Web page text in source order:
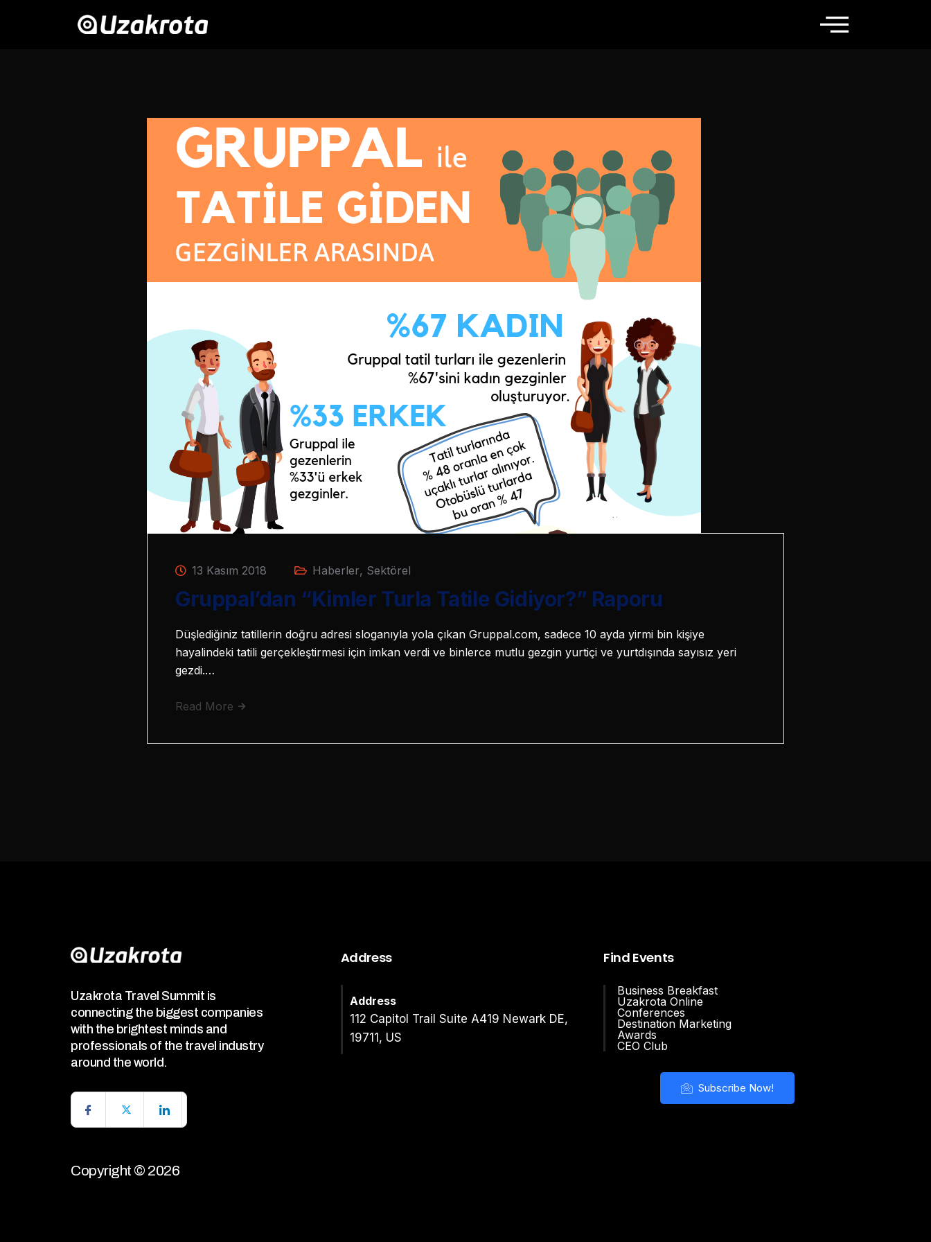
13 Kasım 2018 Haberler, Sektörel
Gruppal’dan “Kimler Turla Tatile Gidiyor?” Raporu
Düşlediğiniz tatillerin doğru adresi sloganıyla yola çıkan Gruppal.com, sadece 10 ayda yirmi bin kişiye
hayalindeki tatili gerçekleştirmesi için imkan verdi ve binlerce mutlu gezgin yurtiçi ve yurtdışında sayısız yeri
gezdi.…
Read More
Uzakrota Travel Summit is
connecting the biggest companies
with the brightest minds and
professionals of the travel industry
around the world.
Copyright © 2026
Address
Address
112 Capitol Trail Suite A419 Newark DE,
19711, US
Find Events
Business Breakfast
Uzakrota Online
Conferences
Destination Marketing
Awards
CEO Club
Subscribe Now!